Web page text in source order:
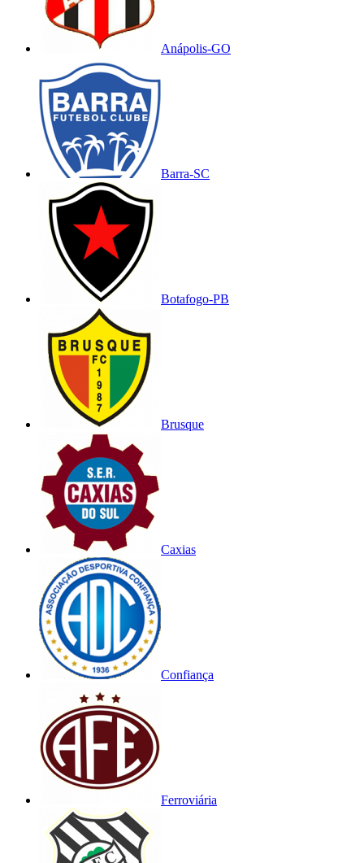
Anápolis-GO
Barra-SC
Botafogo-PB
Brusque
Caxias
Confiança
Ferroviária